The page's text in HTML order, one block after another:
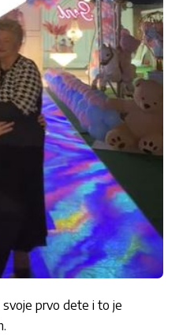
svoje prvo dete i to je